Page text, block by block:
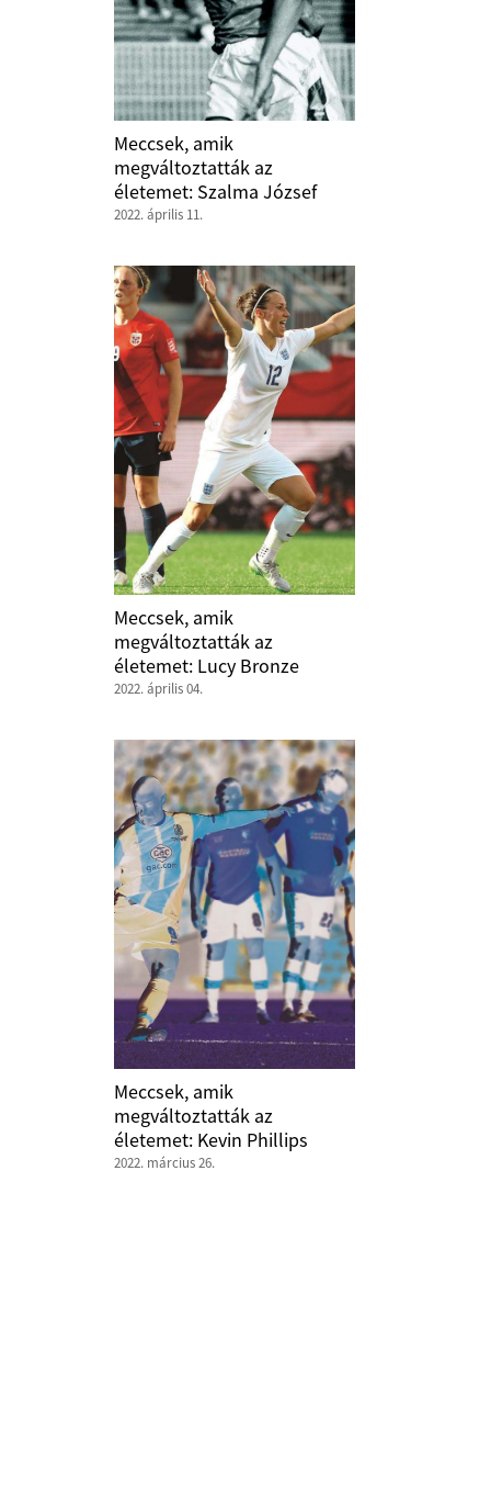
Meccsek, amik
megváltoztatták az
életemet: Szalma József
2022. április 11.
Meccsek, amik
megváltoztatták az
életemet: Lucy Bronze
2022. április 04.
Meccsek, amik
megváltoztatták az
életemet: Kevin Phillips
2022. március 26.